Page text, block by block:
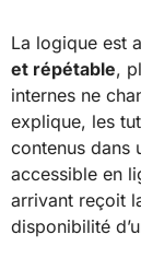
La logique est
et répétable,
internes ne
explique, les
contenus dans
accessible en
arrivant reçoit
disponibilité